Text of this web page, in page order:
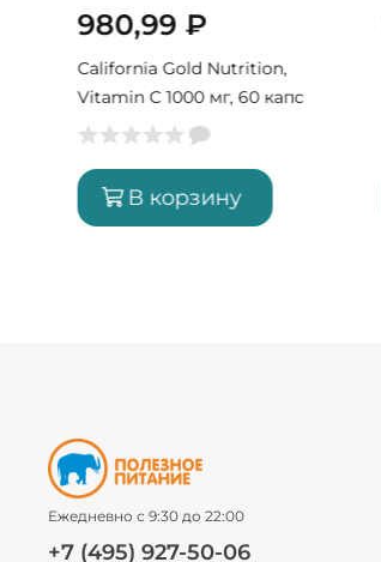
980,99₽
California Gold Nutrition,
Vitamin C 1000 мг, 60 капс
(60 порций)
В корзину
Ежедневно с 9:30 до 22:00
+7 (495) 927-50-06